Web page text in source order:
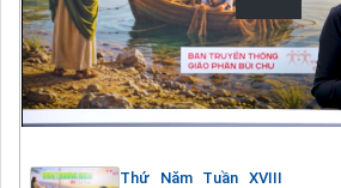
Thứ Năm Tuần XVIII